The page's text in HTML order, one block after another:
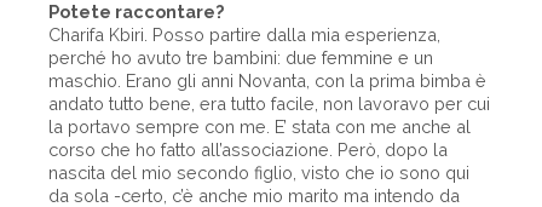
Potete raccontare?
Charifa Kbiri. Posso partire dalla mia esperienza,
perché ho avuto tre bambini: due femmine e un
maschio. Erano gli anni Novanta, con la prima bimba è
andato tutto bene, era tutto facile, non lavoravo per cui
la portavo sempre con me. E’ stata con me anche al
corso che ho fatto all’associazione. Però, dopo la
nascita del mio secondo figlio, visto che io sono qui
da sola -certo, c’è anche mio marito ma intendo da